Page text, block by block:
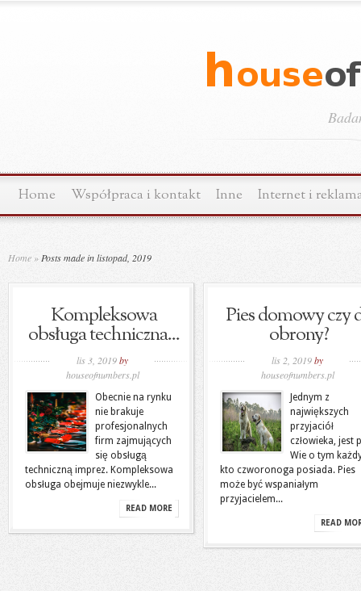
Home Współpraca i kontakt Inne Internet i
Home » Posts made in listopad, 2019
Kompleksowa
obsługa techniczna...
lis 3, 2019by
houseofnumbers.pl
Obecnie na rynku
nie brakuje
profesjonalnych
firm zajmujących
się obsługą
techniczną imprez. Kompleksowa
obsługa obejmuje niezwykle...
READ MORE
Pies domowy czy
obrony?
lis 2, 2019by
houseofnumbers.pl
Jednym z
największych
przyjaciół
człowieka, jest
Wie o tym
kto czworonoga posiada. Pies
może być wspaniałym
przyjacielem...
READ